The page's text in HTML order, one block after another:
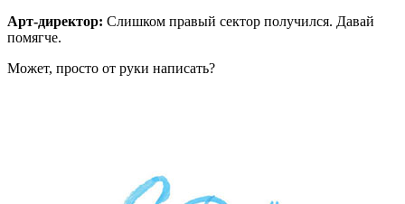
Арт-директор: Слишком правый сектор получился. Давай
помягче.
Может, просто от руки написать?